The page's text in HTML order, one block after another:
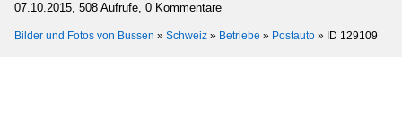
07.10.2015, 508 Aufrufe, 0 Kommentare
Bilder und Fotos von Bussen » Schweiz » Betriebe » Postauto » ID 129109